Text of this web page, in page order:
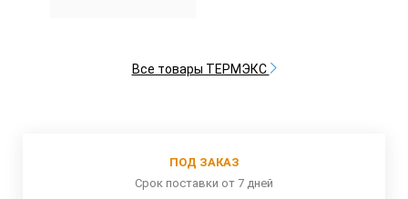
Все товары ТЕРМЭКС
ПОД ЗАКАЗ
Срок поставки от 7 дней